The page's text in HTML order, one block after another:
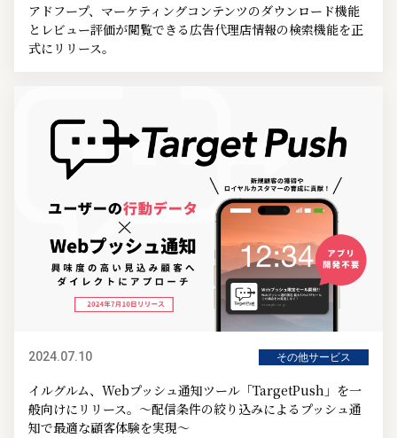
アドフープ、マーケティングコンテンツのダウンロード機能
とレビュー評価が閲覧できる広告代理店情報の検索機能を正
式にリリース。
2024.07.10 その他サービス
イルグルム、Webプッシュ通知ツール「TargetPush」を一
般向けにリリース。～配信条件の絞り込みによるプッシュ通
知で最適な顧客体験を実現～